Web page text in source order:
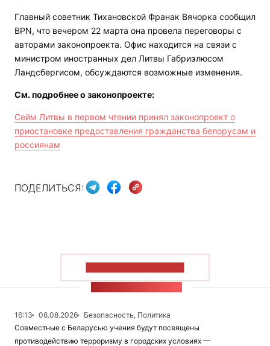
Главный советник Тихановской Франак Вячорка сообщил
BPN, что вечером 22 марта она провела переговоры с
авторами законопроекта. Офис находится на связи с
министром иностранных дел Литвы Габриэлюсом
Ландсбергисом, обсуждаются возможные изменения.
См. подробнее о законопроекте:
Сейм Литвы в первом чтении принял законопроект о
приостановке предоставления гражданства белорусам и
россиянам
ПОДЕЛИТЬСЯ:
16:13 08.08.2026
Безопасность, Политика
Совместные с Беларусью учения будут посвящены
противодействию терроризму в городских условиях —